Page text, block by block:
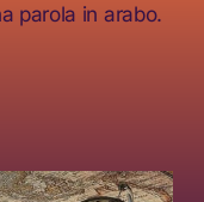
parola in arabo.